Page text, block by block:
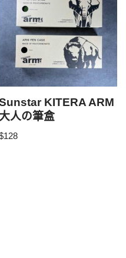
KITERA ARM
大人の筆盒
128